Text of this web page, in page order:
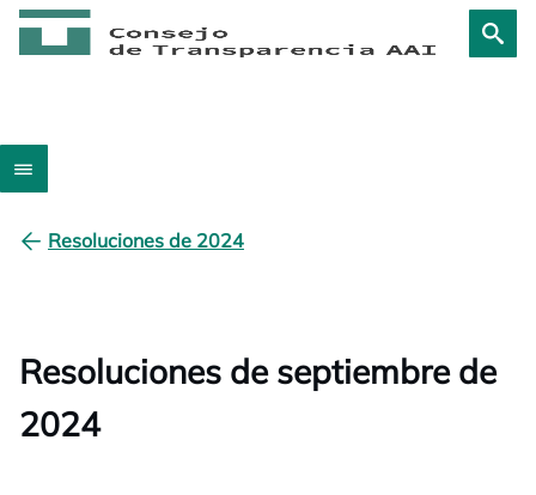
Resoluciones de 2024
Resoluciones de septiembre de
2024